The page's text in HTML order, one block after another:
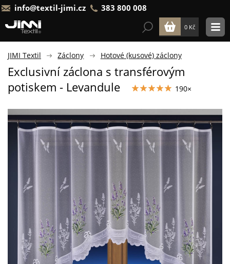
info@textil-jimi.cz 383 800 008
0 Kč
JIMI Textil Záclony Hotové (kusové) záclony
Exclusivní záclona s transférovým
potiskem - Levandule
190×